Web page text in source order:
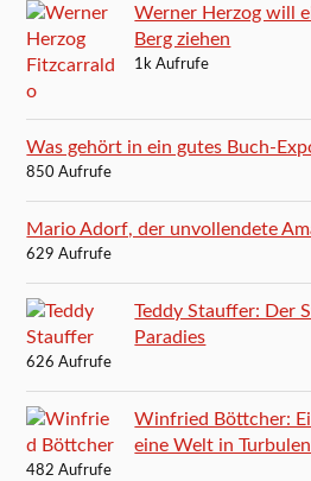
Werner Herzog will
Berg ziehen
1k Aufrufe
Was gehört in ein gutes Buch-
850 Aufrufe
Mario Adorf, der unvollendete
629 Aufrufe
Teddy Stauffer: Der
Paradies
626 Aufrufe
Winfried Böttcher:
eine Welt in
482 Aufrufe